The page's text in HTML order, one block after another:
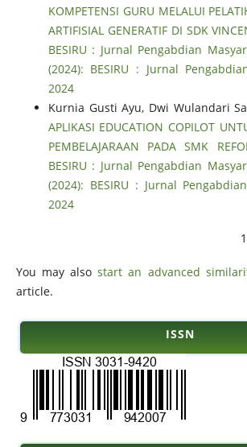
KOMPETENSI GURU MELALUI
ARTIFISIAL GENERATIF DI SDK
BESIRU : Jurnal Pengabdian
(2024): BESIRU : Jurnal
2024
Kurnia Gusti Ayu, Dwi Wulandari
APLIKASI EDUCATION COPILOT
PEMBELAJARAAN PADA SMK
BESIRU : Jurnal Pengabdian
(2024): BESIRU : Jurnal
2024
You may alsostart an advanced
article.
ISSN